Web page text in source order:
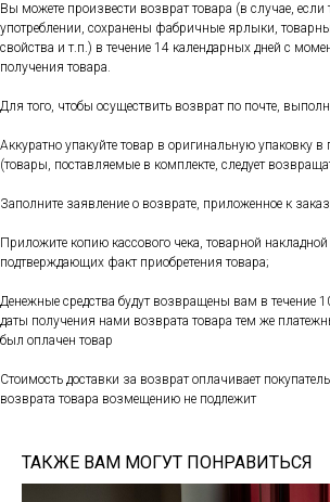
Вы можете произвести возврат товара (в случае, если
употреблении, сохранены фабричные ярлыки,
свойства и т.п.) в течение 14 календарных дней с
получения товара.
Для того, чтобы осуществить возврат по почте,
Аккуратно упакуйте товар в оригинальную упаковку
(товары, поставляемые в комплекте, следует
Заполните заявление о возврате, приложенное к
Приложите копию кассового чека, товарной
подтверждающих факт приобретения товара;
Денежные средства будут возвращены вам в течение
даты получения нами возврата товара тем же
был оплачен товар
Стоимость доставки за возврат оплачивает
возврата товара возмещению не подлежит
ТАКЖЕ ВАМ МОГУТ ПОНРАВИТЬСЯ